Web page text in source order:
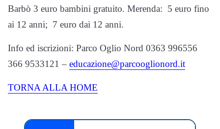
Barbò 3 euro bambini gratuito. Merenda: 5 euro fino
ai 12 anni; 7 euro dai 12 anni.
Info ed iscrizioni: Parco Oglio Nord 0363 996556
366 9533121 – educazione@parcooglionord.it
TORNA ALLA HOME